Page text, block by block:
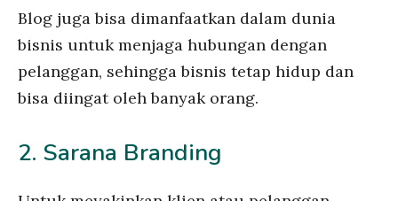
Blog juga bisa dimanfaatkan dalam dunia
bisnis untuk menjaga hubungan dengan
pelanggan, sehingga bisnis tetap hidup dan
bisa diingat oleh banyak orang.
2. Sarana Branding